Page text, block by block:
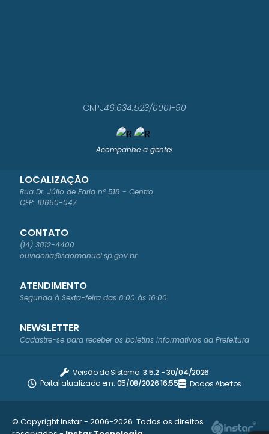
Acompanhe a gente!
LOCALIZAÇÃO
Rua Dr. Júlio de Faria nº 518 - Centro
CEP: 18650-047
CONTATO
(14) 3812-4400
ouvidoria@saomanuel.sp.gov.br
ATENDIMENTO
Segunda à Sexta-feira das 8:00 às 16:00
CNPJ46.634.523/0001-90
NEWSLETTER
Cadastre-se para receber os boletins informativos da Prefeitura
Versão do Sistema:3.5.2 - 30/04/2026
Portal atualizado em: 05/08/2026 16:55 Dados Abertos
© Copyright Instar - 2006-2026. Todos os direitos